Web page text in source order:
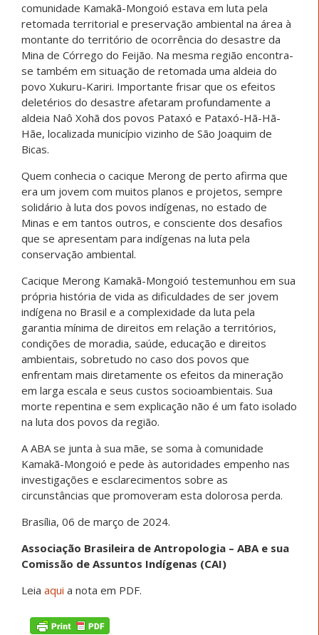
comunidade Kamakã-Mongoió estava em luta pela
retomada territorial e preservação ambiental na área à
montante do território de ocorrência do desastre da
Mina de Córrego do Feijão. Na mesma região encontra-
se também em situação de retomada uma aldeia do
povo Xukuru-Kariri. Importante frisar que os efeitos
deletérios do desastre afetaram profundamente a
aldeia Naô Xohã dos povos Pataxó e Pataxó-Hã-Hã-
Hãe, localizada município vizinho de São Joaquim de
Bicas.
Quem conhecia o cacique Merong de perto afirma que
era um jovem com muitos planos e projetos, sempre
solidário à luta dos povos indígenas, no estado de
Minas e em tantos outros, e consciente dos desafios
que se apresentam para indígenas na luta pela
conservação ambiental.
Cacique Merong Kamakã-Mongoió testemunhou em sua
própria história de vida as dificuldades de ser jovem
indígena no Brasil e a complexidade da luta pela
garantia mínima de direitos em relação a territórios,
condições de moradia, saúde, educação e direitos
ambientais, sobretudo no caso dos povos que
enfrentam mais diretamente os efeitos da mineração
em larga escala e seus custos socioambientais. Sua
morte repentina e sem explicação não é um fato isolado
na luta dos povos da região.
A ABA se junta à sua mãe, se soma à comunidade
Kamakã-Mongoió e pede às autoridades empenho nas
investigações e esclarecimentos sobre as
circunstâncias que promoveram esta dolorosa perda.
Brasília, 06 de março de 2024.
Associação Brasileira de Antropologia – ABA e sua
Comissão de Assuntos Indígenas (CAI)
Leia aqui a nota em PDF.